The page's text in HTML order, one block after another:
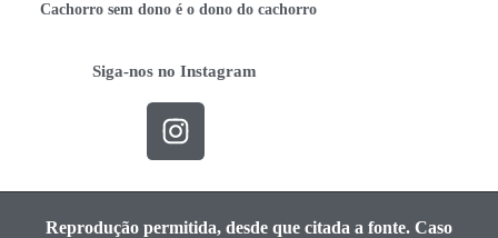
Cachorro sem dono é o dono do cachorro
Siga-nos no Instagram
Reprodução permitida, desde que citada a fonte. Caso